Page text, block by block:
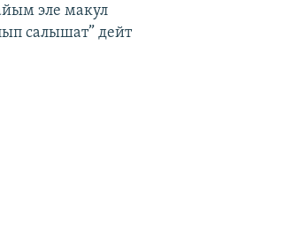
эле макул
салышат” дейт